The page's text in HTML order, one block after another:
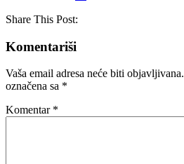
Share This Post:
Komentariši
Vaša email adresa neće biti objavljivana.
označena sa *
Komentar *